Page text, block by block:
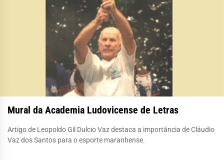
Mural da Academia Ludovicense de Letras
Artigo de Leopoldo Gil Dulcio Vaz destaca a importância de Cláudio
Vaz dos Santos para o esporte maranhense.